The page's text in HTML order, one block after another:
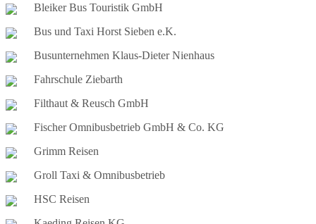
Bleiker Bus Touristik GmbH
Bus und Taxi Horst Sieben e.K.
Busunternehmen Klaus-Dieter Nienhaus
Fahrschule Ziebarth
Filthaut & Reusch GmbH
Fischer Omnibusbetrieb GmbH & Co. KG
Grimm Reisen
Groll Taxi & Omnibusbetrieb
HSC Reisen